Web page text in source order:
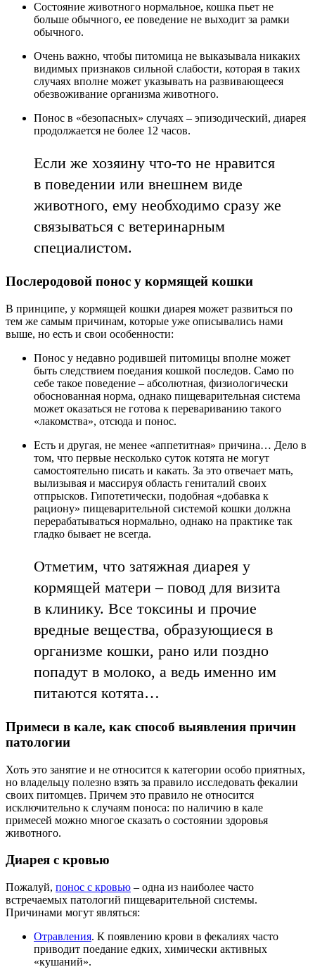
Состояние животного нормальное, кошка пьет не
больше обычного, ее поведение не выходит за рамки
обычного.
Очень важно, чтобы питомица не выказывала никаких
видимых признаков сильной слабости, которая в таких
случаях вполне может указывать на развивающееся
обезвоживание организма животного.
Понос в «безопасных» случаях – эпизодический, диарея
продолжается не более 12 часов.
Если же хозяину что-то не нравится
в поведении или внешнем виде
животного, ему необходимо сразу же
связываться с ветеринарным
специалистом.
Послеродовой понос у кормящей кошки
В принципе, у кормящей кошки диарея может развиться по
тем же самым причинам, которые уже описывались нами
выше, но есть и свои особенности:
Понос у недавно родившей питомицы вполне может
быть следствием поедания кошкой последов. Само по
себе такое поведение – абсолютная, физиологически
обоснованная норма, однако пищеварительная система
может оказаться не готова к перевариванию такого
«лакомства», отсюда и понос.
Есть и другая, не менее «аппетитная» причина… Дело в
том, что первые несколько суток котята не могут
самостоятельно писать и какать. За это отвечает мать,
вылизывая и массируя область гениталий своих
отпрысков. Гипотетически, подобная «добавка к
рациону» пищеварительной системой кошки должна
перерабатываться нормально, однако на практике так
гладко бывает не всегда.
Отметим, что затяжная диарея у
кормящей матери – повод для визита
в клинику. Все токсины и прочие
вредные вещества, образующиеся в
организме кошки, рано или поздно
попадут в молоко, а ведь именно им
питаются котята…
Примеси в кале, как способ выявления причин
патологии
Хоть это занятие и не относится к категории особо приятных,
но владельцу полезно взять за правило исследовать фекалии
своих питомцев. Причем это правило не относится
исключительно к случаям поноса: по наличию в кале
примесей можно многое сказать о состоянии здоровья
животного.
Диарея с кровью
Пожалуй, понос с кровью – одна из наиболее часто
встречаемых патологий пищеварительной системы.
Причинами могут являться:
Отравления. К появлению крови в фекалиях часто
приводит поедание едких, химически активных
«кушаний».